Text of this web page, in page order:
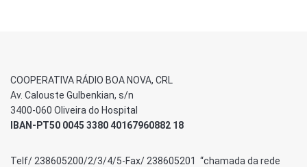
COOPERATIVA RÁDIO BOA NOVA, CRL
Av. Calouste Gulbenkian, s/n
3400-060 Oliveira do Hospital
IBAN-PT50 0045 3380 40167960882 18
Telf/ 238605200/2/3/4/5-Fax/ 238605201 “chamada da rede